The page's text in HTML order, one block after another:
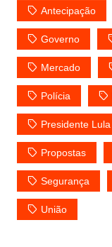
Antecipação
Governo
Mercado
Polícia
Presidente Lula
Propostas
Segurança
União